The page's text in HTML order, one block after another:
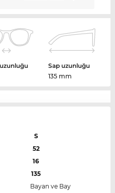
Sap uzunluğu
135 mm
S
52
16
135
Bayan ve Bay